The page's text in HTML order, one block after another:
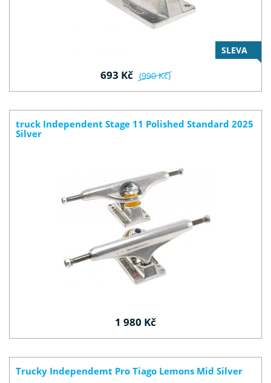
SLEVA
693 Kč (990 Kč)
truck Independent Stage 11 Polished Standard 2025
Silver
1 980 Kč
Trucky Independemt Pro Tiago Lemons Mid Silver